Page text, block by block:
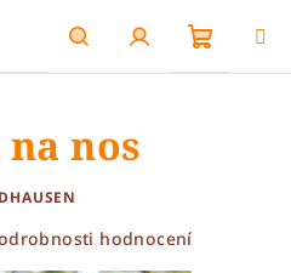
HledatPřihlášení
nos
hodnocení